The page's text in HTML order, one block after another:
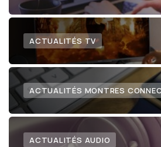
ACTUALITÉS TV
ACTUALITÉS MONTRES
ACTUALITÉS AUDIO